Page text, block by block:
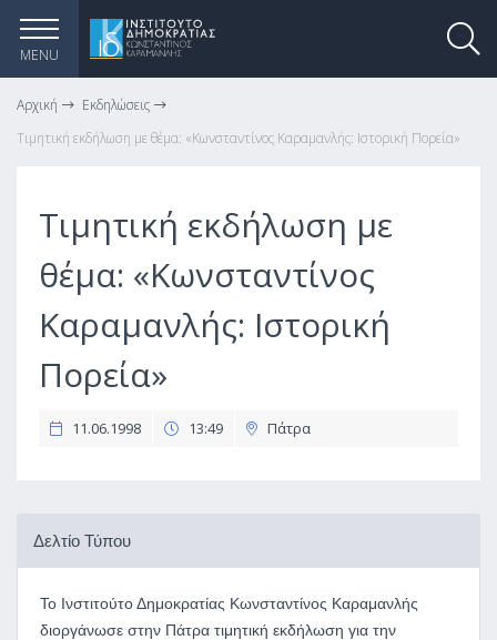
MENU
Αρχική
Εκδηλώσεις
Τιμητική εκδήλωση με θέμα: «Κωνσταντίνος Καραμανλής: Ιστορική Πορεία»
Τιμητική εκδήλωση με
θέμα: «Κωνσταντίνος
Καραμανλής: Ιστορική
Πορεία»
11.06.1998 13:49 Πάτρα
Δελτίο Τύπου
Το Ινστιτούτο Δημοκρατίας Κωνσταντίνος Καραμανλής
διοργάνωσε στην Πάτρα τιμητική εκδήλωση για την